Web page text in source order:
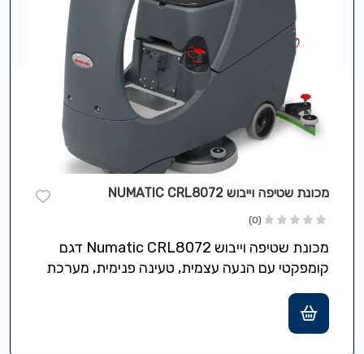
מכונת שטיפה וייבוש NUMATIC CRL8072
(0)
מכונת שטיפה וייבוש Numatic CRL8072 דגם
קומפקטי עם הנעה עצמית, טעינה פנימית, מערכת
מתאימה…